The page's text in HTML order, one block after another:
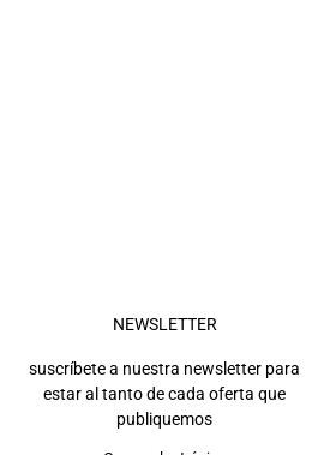
NEWSLETTER
suscríbete a nuestra newsletter para
estar al tanto de cada oferta que
publiquemos